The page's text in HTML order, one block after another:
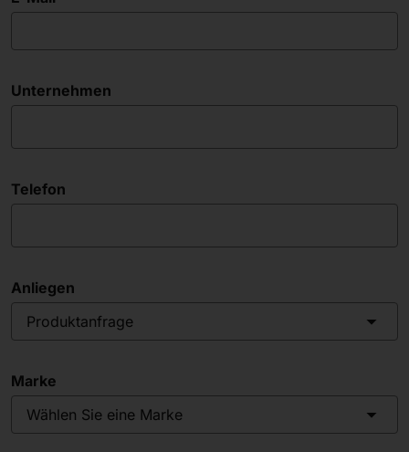
Unternehmen
Telefon
Anliegen
Produktanfrage
Marke
Wählen Sie eine Marke